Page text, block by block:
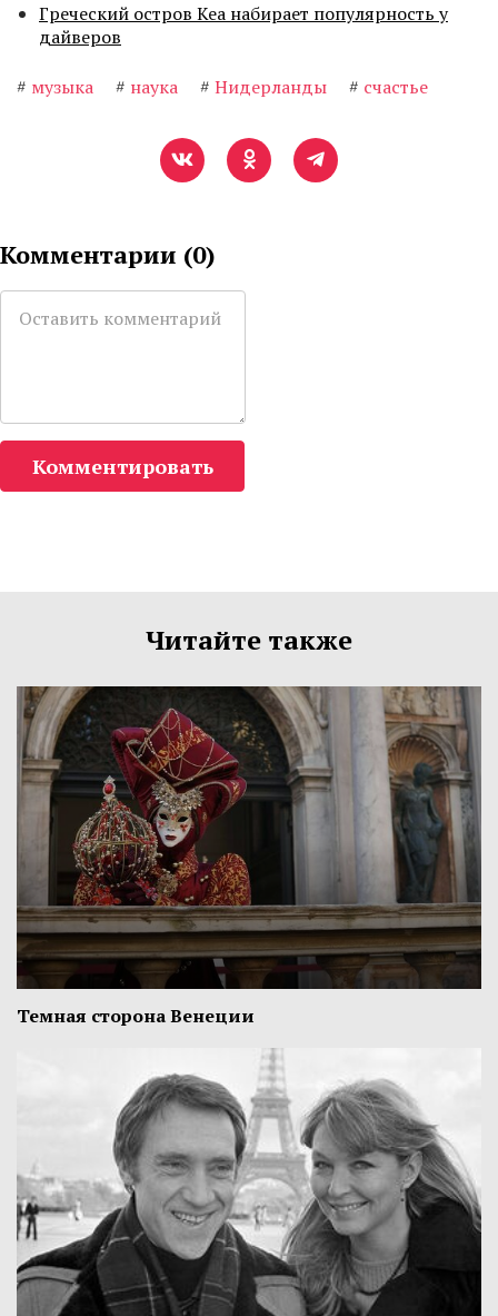
Греческий остров Кеа набирает популярность у
дайверов
# музыка # наука # Нидерланды # счастье
Комментарии (0)
Комментировать
Читайте также
Темная сторона Венеции